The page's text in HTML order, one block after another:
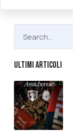
ULTIMI ARTICOLI